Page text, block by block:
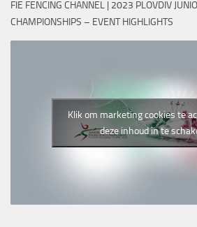
FIE FENCING CHANNEL | 2023 PLOVDIV
CHAMPIONSHIPS – EVENT HIGHLIGHTS
Klik om marketing cookies te
deze inhoud in te